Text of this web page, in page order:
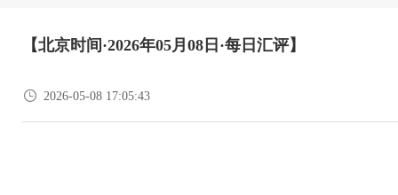
【北京时间·2026年05月08日·每日汇评】
 2026-05-08 17:05:43